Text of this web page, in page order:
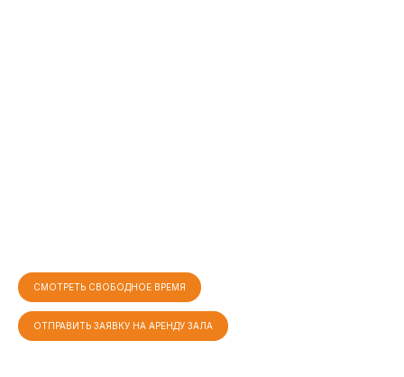
СМОТРЕТЬ СВОБОДНОЕ ВРЕМЯ
ОТПРАВИТЬ ЗАЯВКУ НА АРЕНДУ ЗАЛА